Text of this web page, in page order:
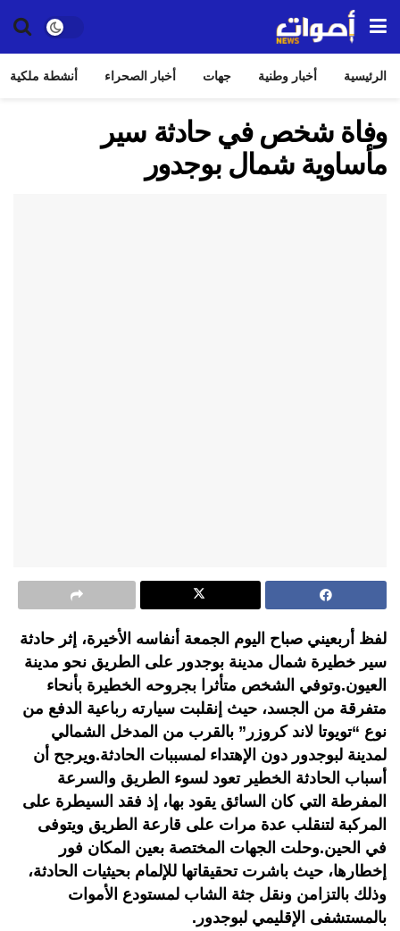
الرئيسية أخبار وطنية جهات أخبار الصحراء أنشطة ملكية
وفاة شخص في حادثة سير
مأساوية شمال بوجدور
لفظ أربعيني صباح اليوم الجمعة أنفاسه الأخيرة، إثر حادثة
سير خطيرة شمال مدينة بوجدور على الطريق نحو مدينة
العيون.وتوفي الشخص متأثرا بجروحه الخطيرة بأنحاء
متفرقة من الجسد، حيث إنقلبت سيارته رباعية الدفع من
نوع “تويوتا لاند كروزر” بالقرب من المدخل الشمالي
لمدينة لبوجدور دون الإهتداء لمسببات الحادثة.ويرجح أن
أسباب الحادثة الخطير تعود لسوء الطريق والسرعة
المفرطة التي كان السائق يقود بها، إذ فقد السيطرة على
المركبة لتنقلب عدة مرات على قارعة الطريق ويتوفى
في الحين.وحلت الجهات المختصة بعين المكان فور
إخطارها، حيث باشرت تحقيقاتها للإلمام بحيثيات الحادثة،
وذلك بالتزامن ونقل جثة الشاب لمستودع الأموات
بالمستشفى الإقليمي لبوجدور.